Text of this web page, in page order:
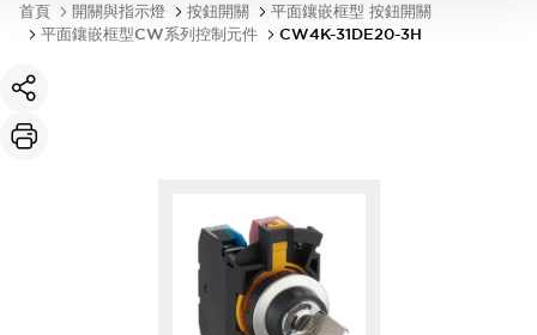
首頁 開關與指示燈 按鈕開關
平面鑲嵌框型 按鈕開關
平面鑲嵌框型CW系列控制元件
CW4K-31DE20-3H